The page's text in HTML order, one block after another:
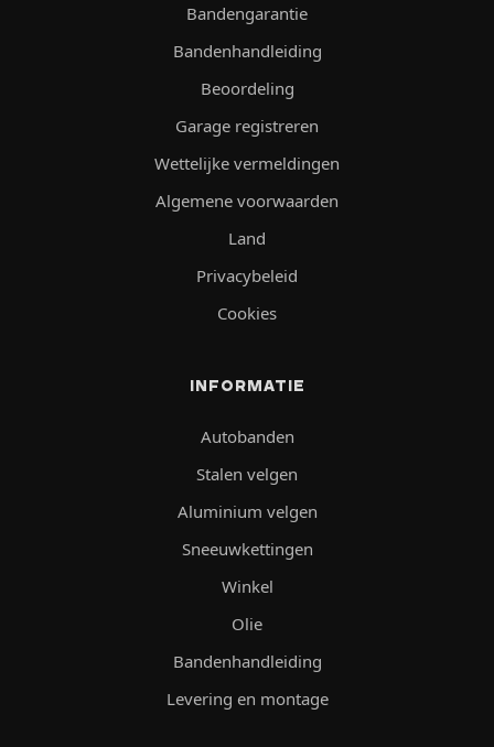
Bandengarantie
Bandenhandleiding
Beoordeling
Garage registreren
Wettelijke vermeldingen
Algemene voorwaarden
Land
Privacybeleid
Cookies
INFORMATIE
Autobanden
Stalen velgen
Aluminium velgen
Sneeuwkettingen
Winkel
Olie
Bandenhandleiding
Levering en montage